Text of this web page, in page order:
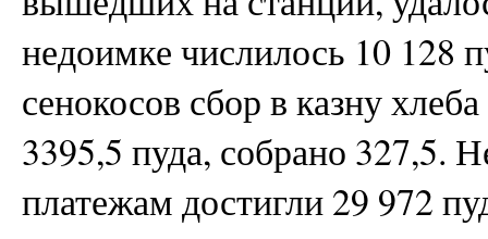
недоимке числилось 10 128
сенокосов сбор в казну
3395,5 пуда, собрано 327,5.
платежам достигли 29 972